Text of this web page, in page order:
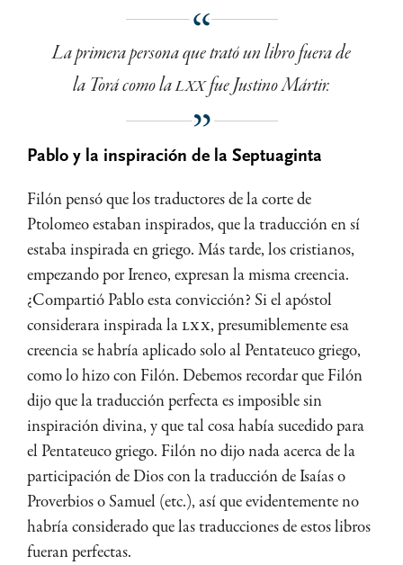
La primera persona que trató un libro fuera de
la Torá como laLXXfue Justino Mártir.
Pablo y la inspiración de la Septuaginta
Filón pensó que los traductores de la corte de
Ptolomeo estaban inspirados, que la traducción en sí
estaba inspirada en griego. Más tarde, los cristianos,
empezando por Ireneo, expresan la misma creencia.
¿Compartió Pablo esta convicción? Si el apóstol
considerara inspirada laLXX, presumiblemente esa
creencia se habría aplicado solo al Pentateuco griego,
como lo hizo con Filón. Debemos recordar que Filón
dijo que la traducción perfecta es imposible sin
inspiración divina, y que tal cosa había sucedido para
el Pentateuco griego. Filón no dijo nada acerca de la
participación de Dios con la traducción de Isaías o
Proverbios o Samuel (etc.), así que evidentemente no
habría considerado que las traducciones de estos libros
fueran perfectas.